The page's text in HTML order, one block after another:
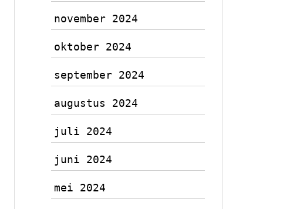
november 2024
oktober 2024
september 2024
augustus 2024
juli 2024
juni 2024
mei 2024